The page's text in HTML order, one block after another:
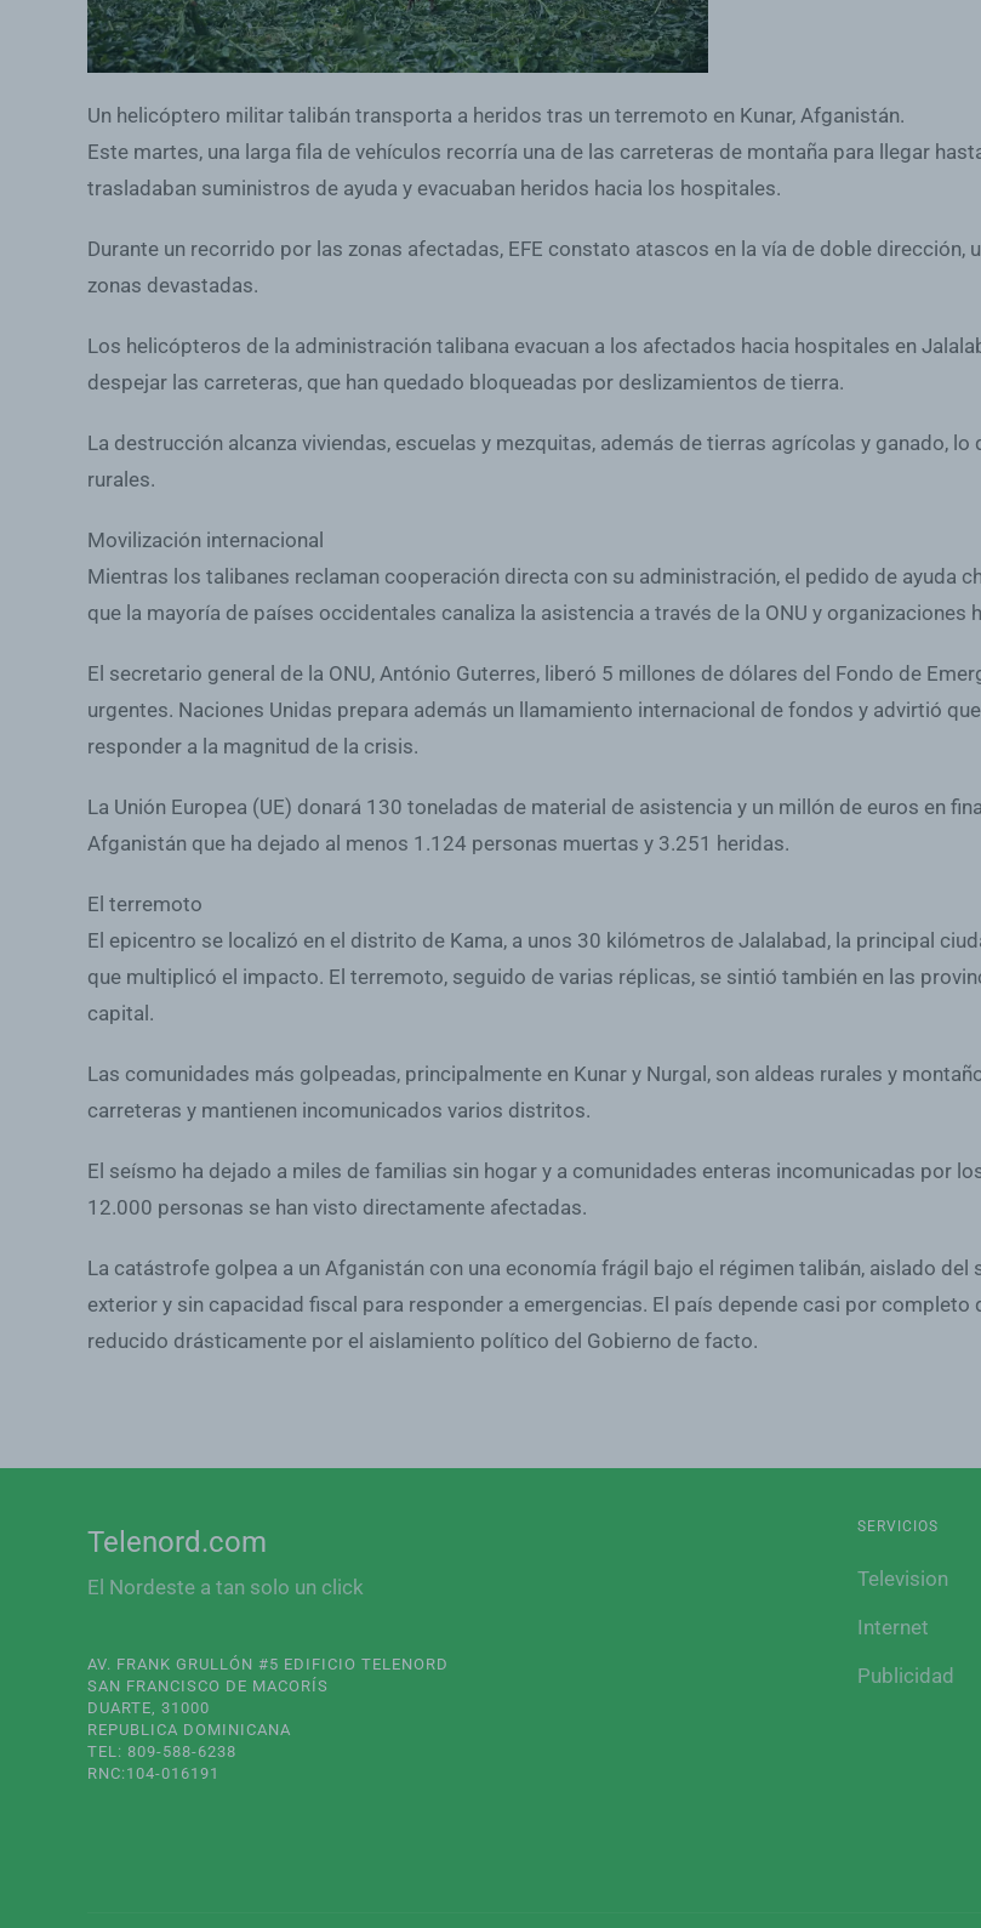
Un helicóptero militar talibán transporta a heridos tras un terremoto en Kunar, Afganistán.
Este martes, una larga fila de vehículos recorría una de las carreteras de montaña para llegar
trasladaban suministros de ayuda y evacuaban heridos hacia los hospitales.
Durante un recorrido por las zonas afectadas, EFE constato atascos en la vía de doble
zonas devastadas.
Los helicópteros de la administración talibana evacuan a los afectados hacia hospitales en
despejar las carreteras, que han quedado bloqueadas por deslizamientos de tierra.
La destrucción alcanza viviendas, escuelas y mezquitas, además de tierras agrícolas y ganado,
rurales.
Movilización internacional
Mientras los talibanes reclaman cooperación directa con su administración, el pedido de ayuda
que la mayoría de países occidentales canaliza la asistencia a través de la ONU y
El secretario general de la ONU, António Guterres, liberó 5 millones de dólares del Fondo de
urgentes. Naciones Unidas prepara además un llamamiento internacional de fondos y advirtió
responder a la magnitud de la crisis.
La Unión Europea (UE) donará 130 toneladas de material de asistencia y un millón de euros en
Afganistán que ha dejado al menos 1.124 personas muertas y 3.251 heridas.
El terremoto
El epicentro se localizó en el distrito de Kama, a unos 30 kilómetros de Jalalabad, la principal
que multiplicó el impacto. El terremoto, seguido de varias réplicas, se sintió también en las
capital.
Las comunidades más golpeadas, principalmente en Kunar y Nurgal, son aldeas rurales y
carreteras y mantienen incomunicados varios distritos.
El seísmo ha dejado a miles de familias sin hogar y a comunidades enteras incomunicadas por
12.000 personas se han visto directamente afectadas.
La catástrofe golpea a un Afganistán con una economía frágil bajo el régimen talibán, aislado
exterior y sin capacidad fiscal para responder a emergencias. El país depende casi por
reducido drásticamente por el aislamiento político del Gobierno de facto.
Telenord.com
El Nordeste a tan solo un click
AV. FRANK GRULLÓN #5 EDIFICIO TELENORD
SAN FRANCISCO DE MACORÍS
DUARTE, 31000
REPUBLICA DOMINICANA
TEL: 809-588-6238
RNC:104-016191
SERVICIOS
Television
Internet
Publicidad